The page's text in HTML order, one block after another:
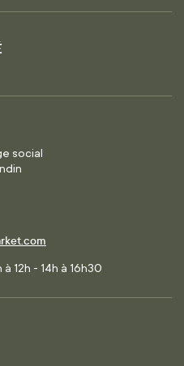
social
12h - 14h à 16h30